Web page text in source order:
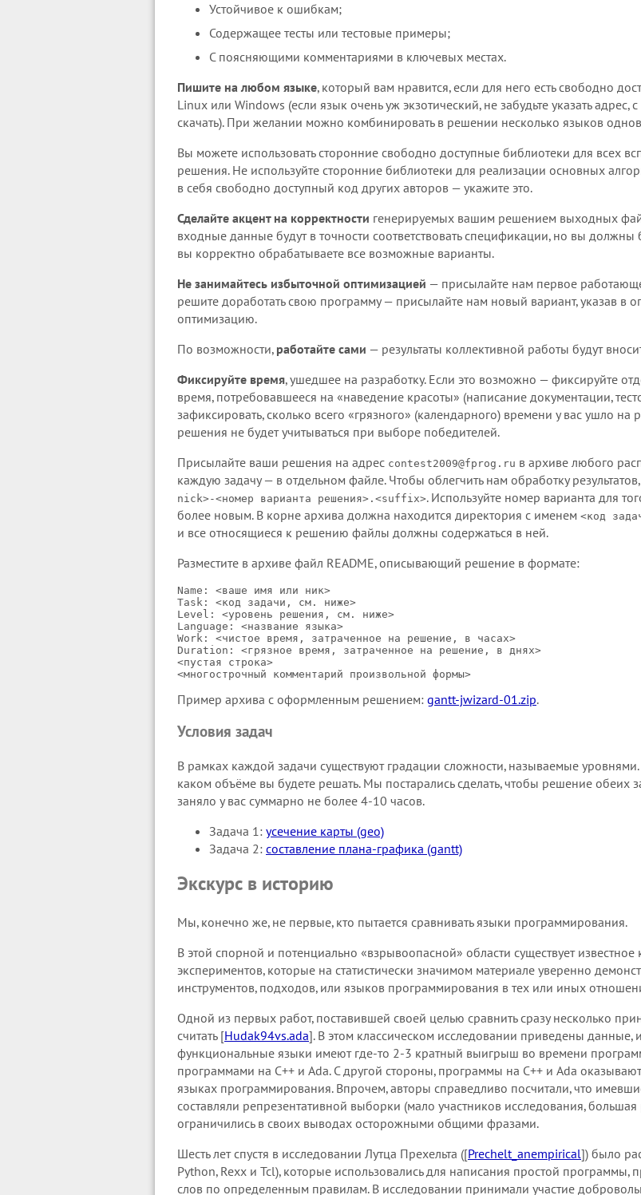
Устойчивое к ошибкам;
Содержащее тесты или тестовые примеры;
С поясняющими комментариями в ключевых местах.
Пишите на любом языке, который вам нравится, если для него есть свободно
Linux или Windows (если язык очень уж экзотический, не забудьте указать
скачать). При желании можно комбинировать в решении несколько языков
Вы можете использовать сторонние свободно доступные библиотеки для всех
решения. Не используйте сторонние библиотеки для реализации основных
в себя свободно доступный код других авторов — укажите это.
Сделайте акцент на корректности генерируемых вашим решением выходных
входные данные будут в точности соответствовать спецификации, но вы
вы корректно обрабатываете все возможные варианты.
Не занимайтесь избыточной оптимизацией — присылайте нам первое
решите доработать свою программу — присылайте нам новый вариант, указав в
оптимизацию.
По возможности, работайте сами — результаты коллективной работы будут
Фиксируйте время, ушедшее на разработку. Если это возможно — фиксируйте
время, потребовавшееся на «наведение красоты» (написание документации,
зафиксировать, сколько всего «грязного» (календарного) времени у вас ушло
решения не будет учитываться при выборе победителей.
Присылайте ваши решения на адрес contest2009@fprog.ru в архиве любого
каждую задачу — в отдельном файле. Чтобы облегчить нам обработку
nick>-<номер варианта решения>.<suffix>. Используйте номер варианта для
более новым. В корне архива должна находится директория с именем <код
и все относящиеся к решению файлы должны содержаться в ней.
Разместите в архиве файл README, описывающий решение в формате:
Name: <ваше имя или ник>
Task: <код задачи, см. ниже>
Level: <уровень решения, см. ниже>
Language: <название языка>
Work: <чистое время, затраченное на решение, в часах>
Duration: <грязное время, затраченное на решение, в днях>
<пустая строка>
Пример архива с оформленным решением: gantt-jwizard-01.zip.
Условия задач
В рамках каждой задачи существуют градации сложности, называемые уровнями.
каком объёме вы будете решать. Мы постарались сделать, чтобы решение обеих
заняло у вас суммарно не более 4-10 часов.
Задача 1: усечение карты (geo)
Задача 2: составление плана-графика (gantt)
Экскурс в историю
Мы, конечно же, не первые, кто пытается сравнивать языки программирования.
В этой спорной и потенциально «взрывоопасной» области существует
экспериментов, которые на статистически значимом материале уверенно
инструментов, подходов, или языков программирования в тех или иных
Одной из первых работ, поставившей своей целью сравнить сразу несколько
считать [Hudak94vs.ada]. В этом классическом исследовании приведены данные,
функциональные языки имеют где-то 2-3 кратный выигрыш во времени
программами на C++ и Ada. С другой стороны, программы на C++ и Ada
языках программирования. Впрочем, авторы справедливо посчитали, что
составляли репрезентативной выборки (мало участников исследования,
ограничились в своих выводах осторожными общими фразами.
Шесть лет спустя в исследовании Лутца Прехельта ([Prechelt_anempirical]) было
Python, Rexx и Tcl), которые использовались для написания простой
слов по определенным правилам. В исследовании принимали участие